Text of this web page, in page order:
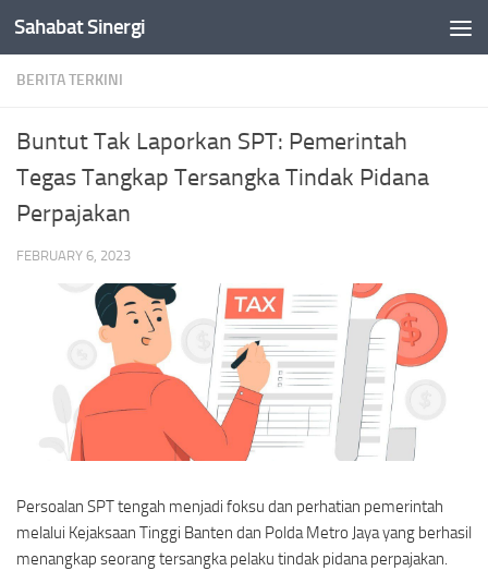
Skip to content
Sahabat Sinergi
BERITA TERKINI
Buntut Tak Laporkan SPT: Pemerintah
Tegas Tangkap Tersangka Tindak Pidana
Perpajakan
FEBRUARY 6, 2023
Persoalan SPT tengah menjadi foksu dan perhatian pemerintah
melalui Kejaksaan Tinggi Banten dan Polda Metro Jaya yang berhasil
menangkap seorang tersangka pelaku tindak pidana perpajakan.